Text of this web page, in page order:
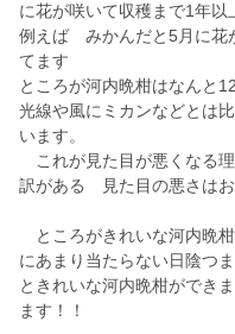
に花が咲いて収穫まで1年以
例えば みかんだと5月に花
てます
ところが河内晩柑はなんと
光線や風にミカンなどとは
います。
これが見た目が悪くなる
訳がある 見た目の悪さはお
ところがきれいな河内晩
にあまり当たらない日陰つ
ときれいな河内晩柑ができ
ます！！